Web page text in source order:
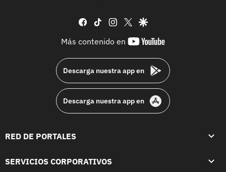
facebook
tiktok instagram
twittergoogle
Más contenido en
youtube-
Descarga nuestra app en
Descarga nuestra app en
RED DE PORTALES
SERVICIOS CORPORATIVOS